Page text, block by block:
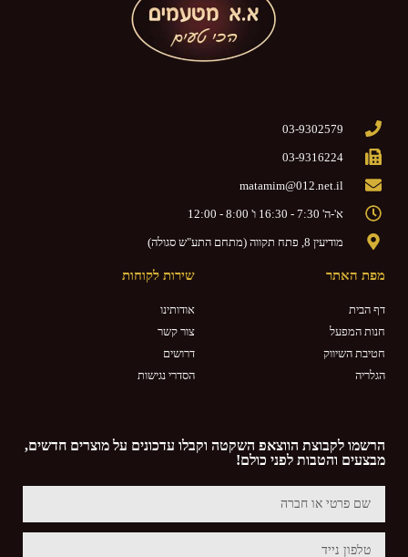
03-9302579
03-9316224
matamim@012.net.il
א'-ה' 7:30 - 16:30 ו' 8:00 - 12:00
מודיעין 8, פתח תקווה (מתחם התע"ש סגולה)
מפת האתר
דף הבית
חנות המפעל
חטיבת השיווק
הגלריה
שירות לקוחות
אודותינו
צור קשר
דרושים
הסדרי נגישות
הרשמו לקבוצת הווצאפ השקטה וקבלו עדכונים על מוצרים חדשים,
מבצעים והטבות לפני כולם!